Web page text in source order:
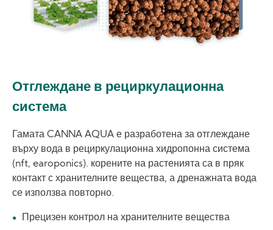
Отглеждане в рециркулационна
система
Гамата CANNA AQUA е разработена за отглеждане
върху вода в рециркулационна хидропонна система
(nft, earoponics). корените на растенията са в пряк
контакт с хранителните вещества, а дренажната вода
се използва повторно.
Прецизен контрол на хранителните вещества